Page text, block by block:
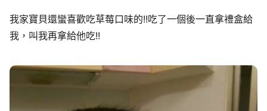
我家寶貝還蠻喜歡吃草莓口味的!!吃了一個後一直拿禮盒給
我，叫我再拿給他吃!!